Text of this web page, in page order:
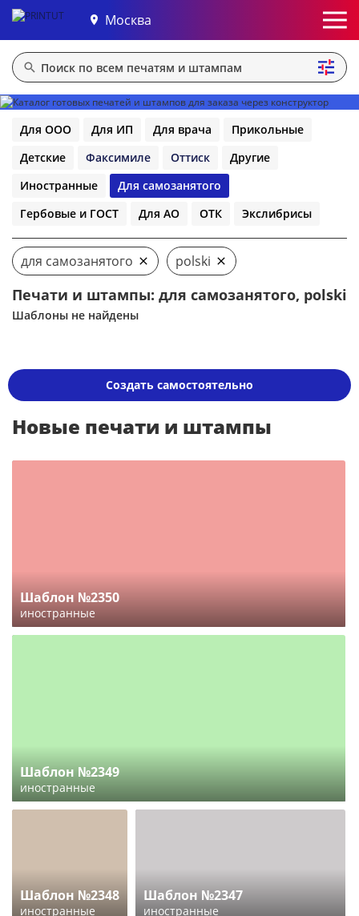
Москва
Для ООО Для ИП Для врача
Прикольные
Детские
Факсимиле Оттиск
Другие
Иностранные
Для самозанятого
Гербовые и ГОСТ
Для АО ОТК Экслибрисы
для самозанятого polski
Печати и штампы: для самозанятого, polski
Шаблоны не найдены
Создать самостоятельно
Новые печати и штампы
Шаблон №2350
иностранные
Шаблон №2349
иностранные
Шаблон №2348
иностранные
Шаблон №2347
иностранные